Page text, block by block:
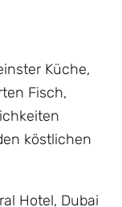
Küche,
Fisch,
köstlichen
Hotel, Dubai